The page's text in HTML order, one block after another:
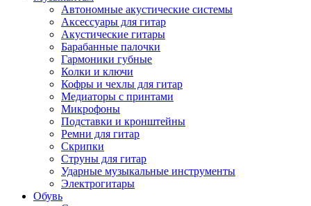
Автономные акустические системы
Аксессуары для гитар
Акустические гитары
Барабанные палочки
Гармоники губные
Колки и ключи
Кофры и чехлы для гитар
Медиаторы с принтами
Микрофоны
Подставки и кронштейны
Ремни для гитар
Скрипки
Струны для гитар
Ударные музыкальные инструменты
Электрогитары
Обувь